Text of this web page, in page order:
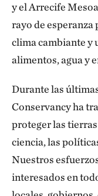
y el Arrecife
rayo de esperanza
clima cambiante y
alimentos, agua y
Durante las
Conservancy ha
proteger las
ciencia, las
Nuestros
interesados en